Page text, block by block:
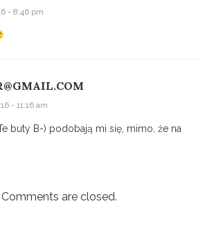
- 8:46 pm
- 11:16 am
buty B-) podobają mi się, mimo, że na
Comments are closed.